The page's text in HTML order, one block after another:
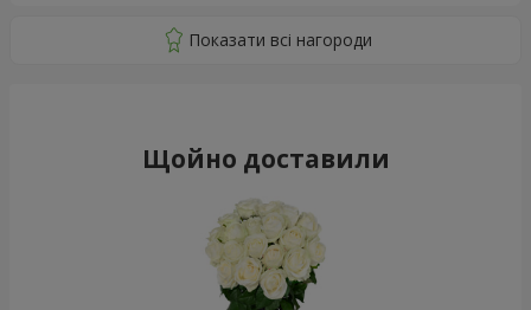
Щойно доставили